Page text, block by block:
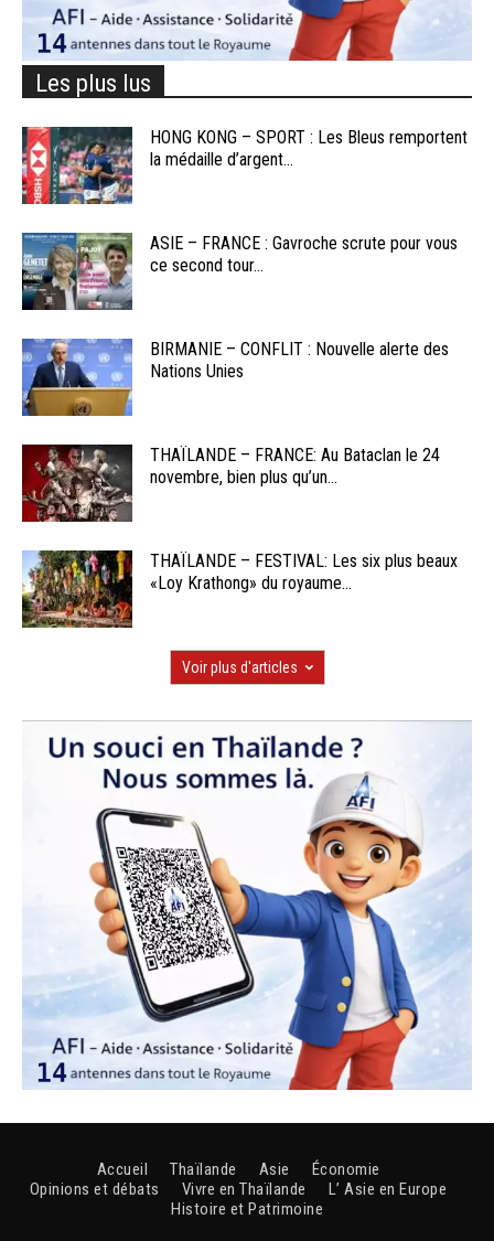
Les plus lus
HONG KONG – SPORT : Les Bleus remportent
la médaille d’argent...
ASIE – FRANCE : Gavroche scrute pour vous
ce second tour...
BIRMANIE – CONFLIT : Nouvelle alerte des
Nations Unies
THAÏLANDE – FRANCE: Au Bataclan le 24
novembre, bien plus qu’un...
THAÏLANDE – FESTIVAL: Les six plus beaux
«Loy Krathong» du royaume...
Voir plus d'articles
Accueil Thaïlande Asie
Économie
Opinions et débats
Vivre en Thaïlande
L’ Asie en Europe
Histoire et Patrimoine